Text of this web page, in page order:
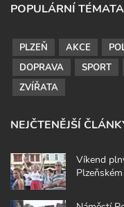
POPULÁRNÍ TÉMATA
PLZEŇ AKCE
DOPRAVA
SPORT
ZVÍŘATA
NEJČTENĚJŠÍ
Víkend